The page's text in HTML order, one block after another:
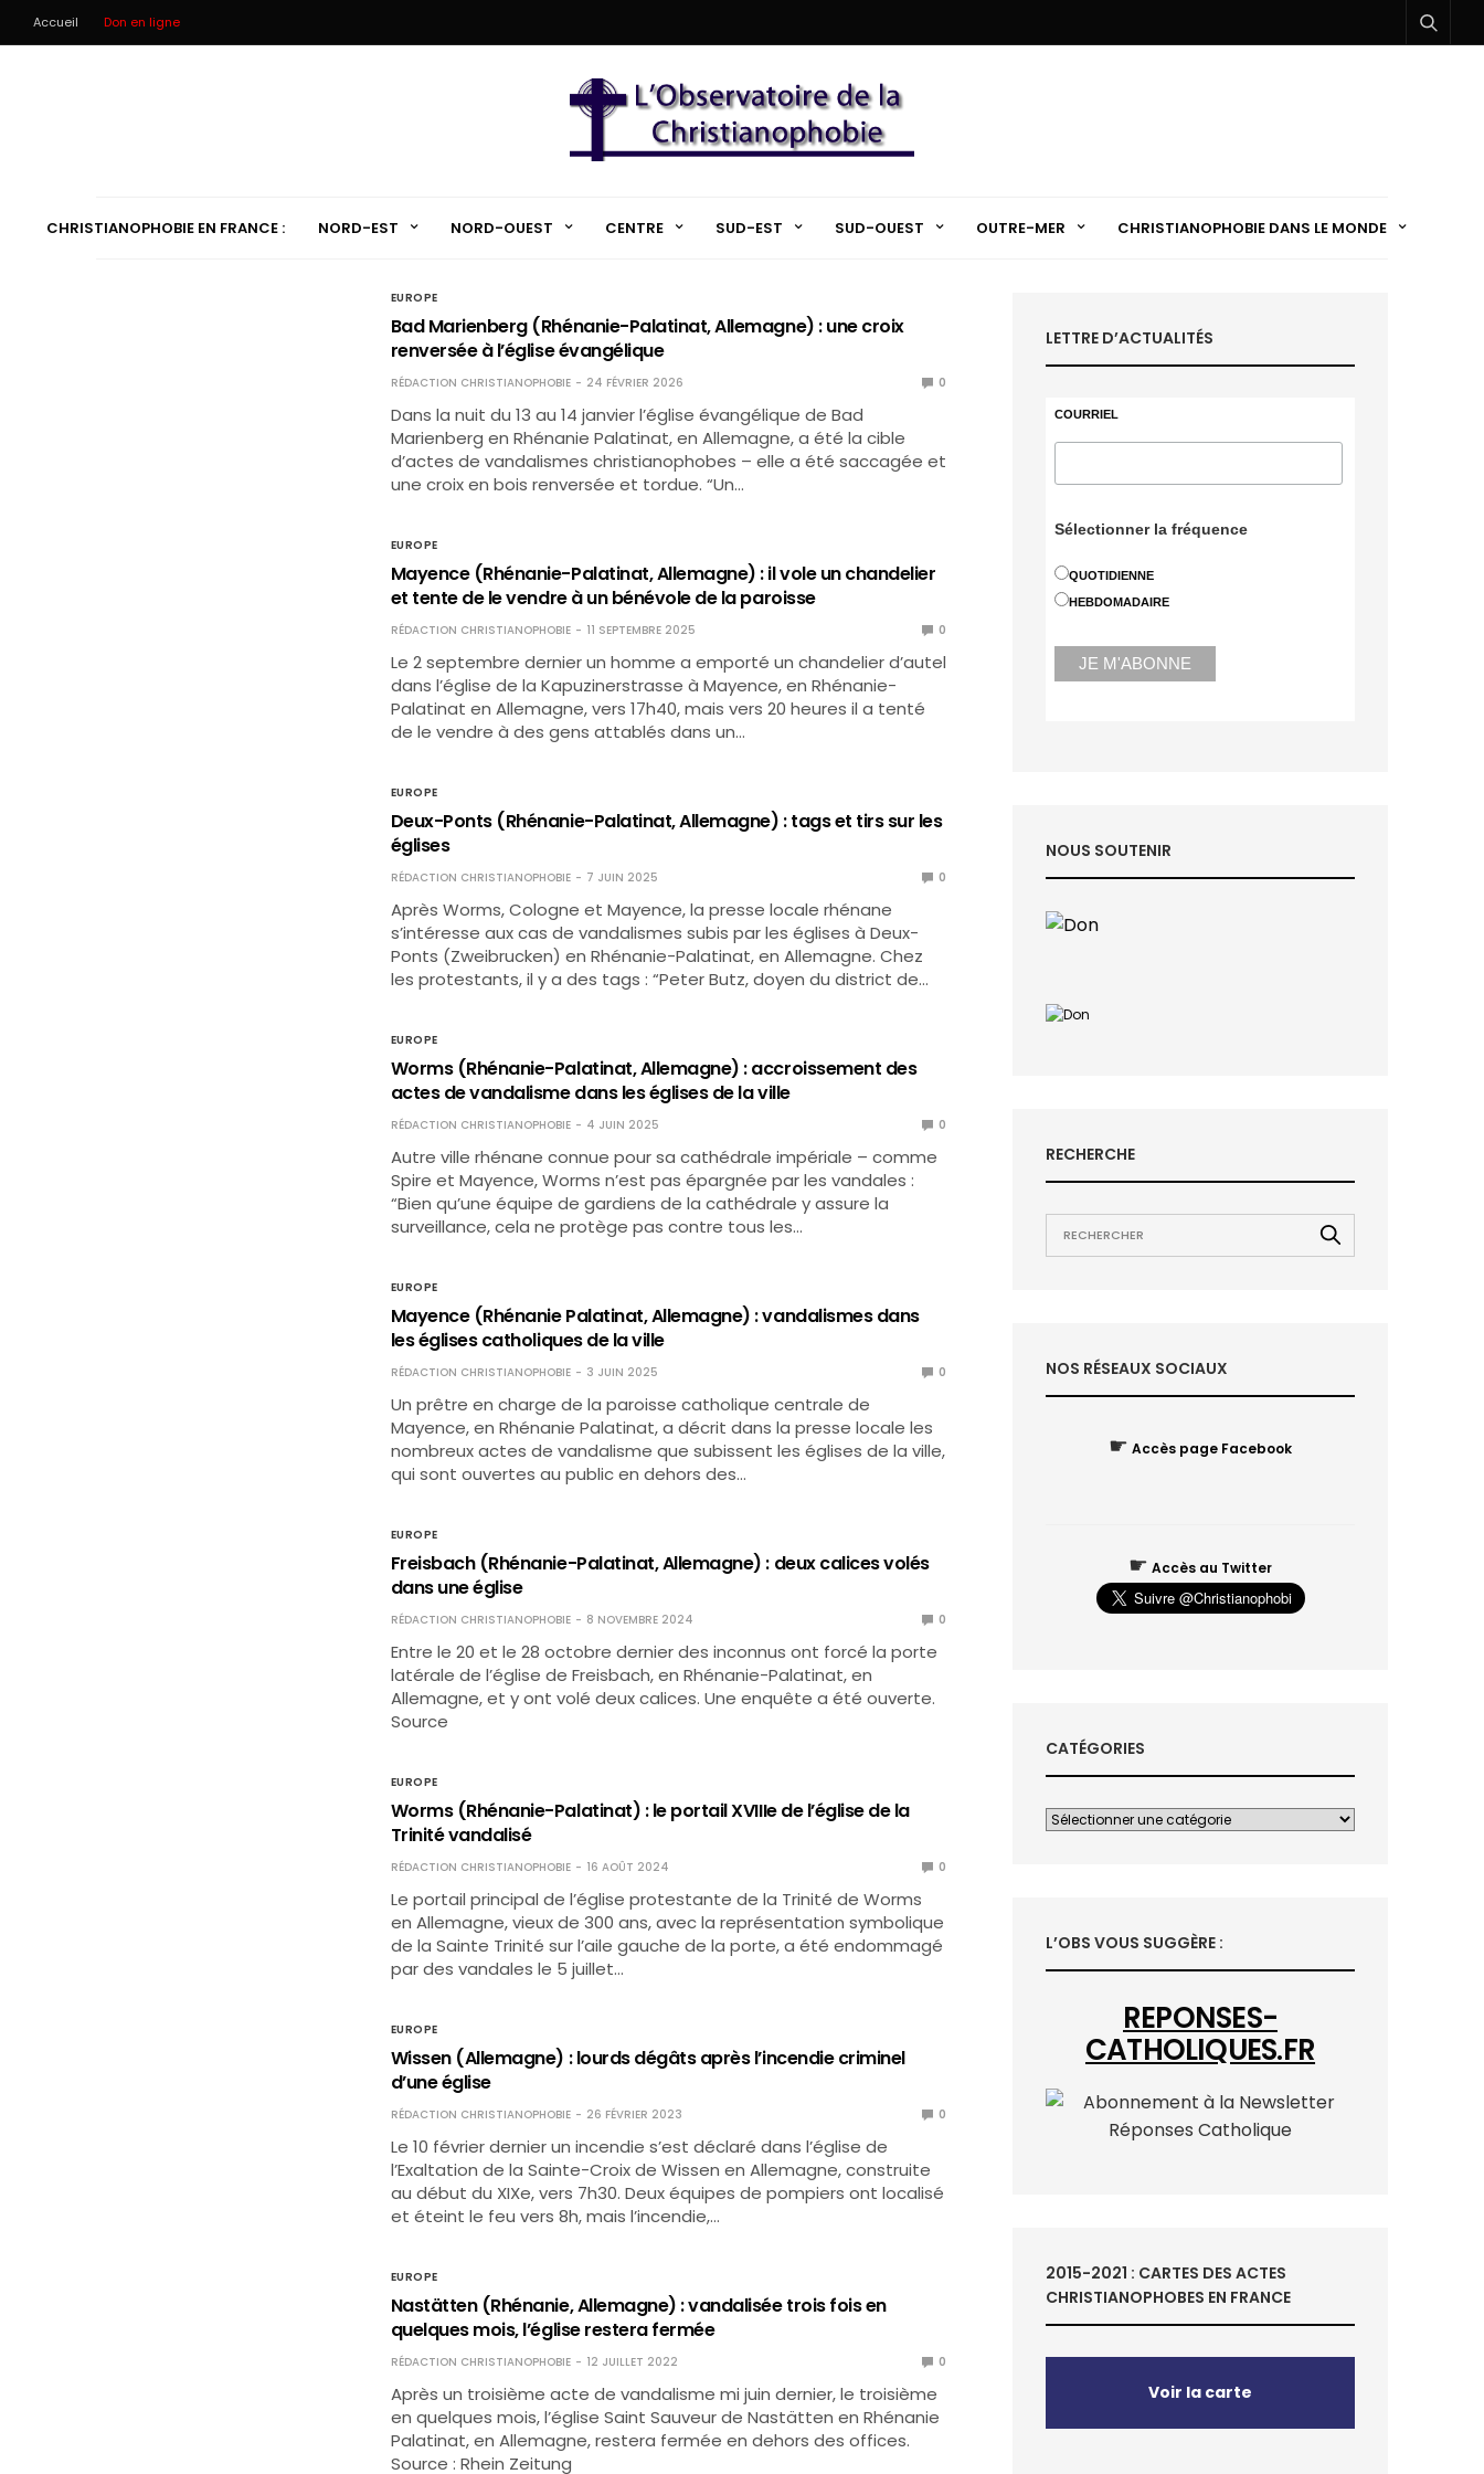
Accueil Don en ligne
CHRISTIANOPHOBIE EN FRANCE : NORD-EST NORD-OUEST CENTRE SUD-EST SUD-OUEST OUTRE-MER CHRISTIANOPHOBIE DANS LE MONDE
EUROPE
Bad Marienberg (Rhénanie-Palatinat, Allemagne) : une croix
renversée à l’église évangélique
RÉDACTION CHRISTIANOPHOBIE 24 FÉVRIER 2026 0
Dans la nuit du 13 au 14 janvier l’église évangélique de Bad
Marienberg en Rhénanie Palatinat, en Allemagne, a été la cible
d’actes de vandalismes christianophobes – elle a été saccagée et
une croix en bois renversée et tordue. “Un…
EUROPE
Mayence (Rhénanie-Palatinat, Allemagne) : il vole un chandelier
et tente de le vendre à un bénévole de la paroisse
RÉDACTION CHRISTIANOPHOBIE 11 SEPTEMBRE 2025 0
Le 2 septembre dernier un homme a emporté un chandelier d’autel
dans l’église de la Kapuzinerstrasse à Mayence, en Rhénanie-
Palatinat en Allemagne, vers 17h40, mais vers 20 heures il a tenté
de le vendre à des gens attablés dans un…
EUROPE
Deux-Ponts (Rhénanie-Palatinat, Allemagne) : tags et tirs sur les
églises
RÉDACTION CHRISTIANOPHOBIE 7 JUIN 2025 0
Après Worms, Cologne et Mayence, la presse locale rhénane
s’intéresse aux cas de vandalismes subis par les églises à Deux-
Ponts (Zweibrucken) en Rhénanie-Palatinat, en Allemagne. Chez
les protestants, il y a des tags : “Peter Butz, doyen du district de…
EUROPE
Worms (Rhénanie-Palatinat, Allemagne) : accroissement des
actes de vandalisme dans les églises de la ville
RÉDACTION CHRISTIANOPHOBIE 4 JUIN 2025 0
Autre ville rhénane connue pour sa cathédrale impériale – comme
Spire et Mayence, Worms n’est pas épargnée par les vandales :
“Bien qu’une équipe de gardiens de la cathédrale y assure la
surveillance, cela ne protège pas contre tous les…
EUROPE
Mayence (Rhénanie Palatinat, Allemagne) : vandalismes dans
les églises catholiques de la ville
RÉDACTION CHRISTIANOPHOBIE 3 JUIN 2025 0
Un prêtre en charge de la paroisse catholique centrale de
Mayence, en Rhénanie Palatinat, a décrit dans la presse locale les
nombreux actes de vandalisme que subissent les églises de la ville,
qui sont ouvertes au public en dehors des…
EUROPE
Freisbach (Rhénanie-Palatinat, Allemagne) : deux calices volés
dans une église
RÉDACTION CHRISTIANOPHOBIE 8 NOVEMBRE 2024 0
Entre le 20 et le 28 octobre dernier des inconnus ont forcé la porte
latérale de l’église de Freisbach, en Rhénanie-Palatinat, en
Allemagne, et y ont volé deux calices. Une enquête a été ouverte.
Source
EUROPE
Worms (Rhénanie-Palatinat) : le portail XVIIIe de l’église de la
Trinité vandalisé
RÉDACTION CHRISTIANOPHOBIE 16 AOÛT 2024 0
Le portail principal de l’église protestante de la Trinité de Worms
en Allemagne, vieux de 300 ans, avec la représentation symbolique
de la Sainte Trinité sur l’aile gauche de la porte, a été endommagé
par des vandales le 5 juillet…
EUROPE
Wissen (Allemagne) : lourds dégâts après l’incendie criminel
d’une église
RÉDACTION CHRISTIANOPHOBIE 26 FÉVRIER 2023 0
Le 10 février dernier un incendie s’est déclaré dans l’église de
l’Exaltation de la Sainte-Croix de Wissen en Allemagne, construite
au début du XIXe, vers 7h30. Deux équipes de pompiers ont localisé
et éteint le feu vers 8h, mais l’incendie,…
EUROPE
Nastätten (Rhénanie, Allemagne) : vandalisée trois fois en
quelques mois, l’église restera fermée
RÉDACTION CHRISTIANOPHOBIE 12 JUILLET 2022 0
Après un troisième acte de vandalisme mi juin dernier, le troisième
en quelques mois, l’église Saint Sauveur de Nastätten en Rhénanie
Palatinat, en Allemagne, restera fermée en dehors des offices.
Source : Rhein Zeitung
LETTRE D’ACTUALITÉS
COURRIEL
Sélectionner la fréquence
QUOTIDIENNE
HEBDOMADAIRE
NOUS SOUTENIR
RECHERCHE
NOS RÉSEAUX SOCIAUX
☛ Accès page Facebook
☛ Accès au Twitter
CATÉGORIES
L’OBS VOUS SUGGÈRE :
REPONSES-
CATHOLIQUES.FR
2015-2021 : CARTES DES ACTES
CHRISTIANOPHOBES EN FRANCE
Voir la carte